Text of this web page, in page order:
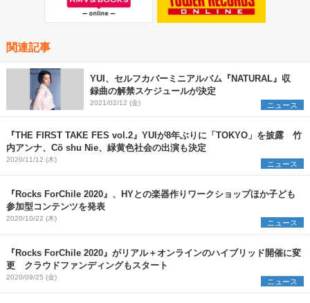
関連記事
YUI、セルフカバーミニアルバム『NATURAL』収
録曲の解禁スケジュールが決定
2021/02/12 (金) ニュース
『THE FIRST TAKE FES vol.2』YUIが8年ぶりに「TOKYO」を披露 竹
内アンナ、Cö shu Nie、緑黄色社会の出演も決定
2020/11/12 (木) ニュース
『Rocks ForChile 2020』、HYとの楽器作りワークショップほか子ども
参加型コンテンツを発表
2020/10/22 (木) ニュース
『Rocks ForChile 2020』がリアル＋オンラインのハイブリッド開催に変
更 クラウドファンディングもスタート
2020/09/25 (金) ニュース